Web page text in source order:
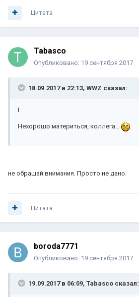
Цитата
Tabasco
Опубликовано: 19 сентября 2017
18.09.2017 в 22:13, WWZ сказал:
I
Нехорошо материться, коллега...
не обращай внимания. Просто не дано.
Цитата
boroda7771
Опубликовано: 19 сентября 2017
19.09.2017 в 06:09, Tabasco сказал: